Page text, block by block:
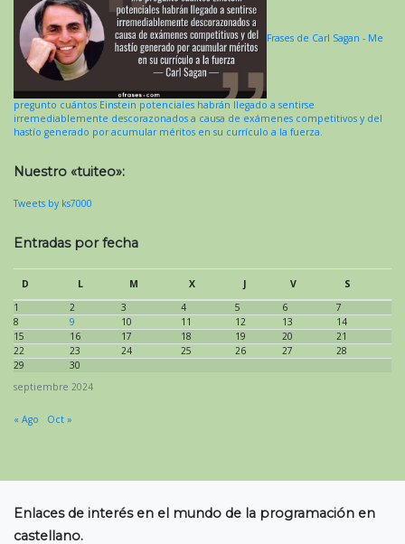
Frases de Carl Sagan - Me
pregunto cuántos Einstein potenciales habrán llegado a sentirse
irremediablemente descorazonados a causa de exámenes competitivos y del
hastío generado por acumular méritos en su currículo a la fuerza.
Nuestro «tuiteo»:
Tweets by ks7000
Entradas por fecha
septiembre 2024
D L M X J V
S
1
2 3 4 5 6
7
8
9 10 11 12 13
14
15
16 17 18 19 20
21
22
23 24 25 26 27
28
29
30
« Ago Oct »
Enlaces de interés en el mundo de la programación en
castellano.